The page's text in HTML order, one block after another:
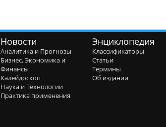
Новости
Аналитика и Прогнозы
Бизнес, Экономика и
Финансы
Калейдоскоп
Наука и Технологии
Практика применения
Энциклопедия
Классификаторы
Статьи
Термины
Об издании